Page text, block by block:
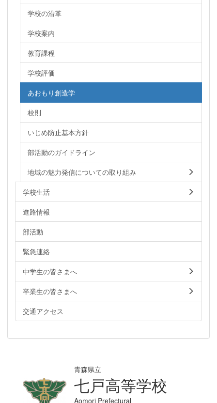
学校の沿革
学校案内
教育課程
学校評価
あおもり創造学
校則
いじめ防止基本方針
部活動のガイドライン
地域の魅力発信についての取り組み
学校生活
進路情報
部活動
緊急連絡
中学生の皆さまへ
卒業生の皆さまへ
交通アクセス
青森県立
七戸高等学校
Aomori Prefectural